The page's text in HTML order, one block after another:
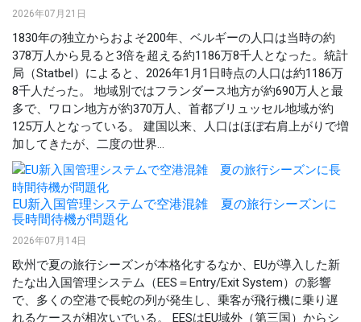
2026年07月21日
1830年の独立からおよそ200年、ベルギーの人口は当時の約
378万人から見ると3倍を超える約1186万8千人となった。統計
局（Statbel）によると、2026年1月1日時点の人口は約1186万
8千人だった。 地域別ではフランダース地方が約690万人と最
多で、ワロン地方が約370万人、首都ブリュッセル地域が約
125万人となっている。 建国以来、人口はほぼ右肩上がりで増
加してきたが、二度の世界...
EU新入国管理システムで空港混雑 夏の旅行シーズンに
長時間待機が問題化
2026年07月14日
欧州で夏の旅行シーズンが本格化するなか、EUが導入した新
たな出入国管理システム（EES＝Entry/Exit System）の影響
で、多くの空港で長蛇の列が発生し、乗客が飛行機に乗り遅
れるケースが相次いでいる。 EESはEU域外（第三国）からシ